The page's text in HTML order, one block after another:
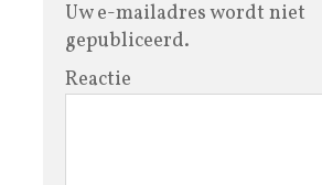
Uw e-mailadres wordt niet
gepubliceerd.
Reactie